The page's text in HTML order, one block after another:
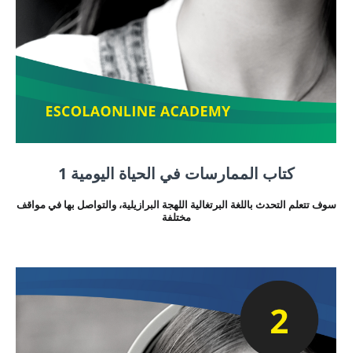
كتاب الممارسات في الحياة اليومية 1
سوف تتعلم التحدث باللغة البرتغالية اللهجة البرازيلية، والتواصل بها في مواقف
مختلفة